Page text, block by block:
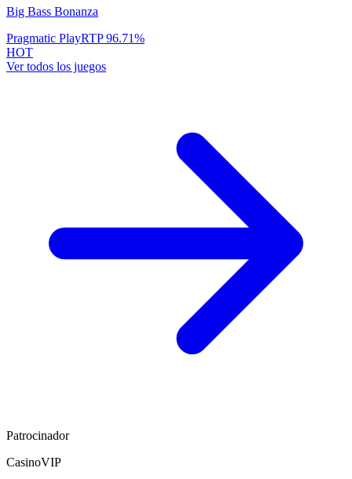
Big Bass Bonanza
Pragmatic PlayRTP96.71%
HOT
Ver todos los juegos
Patrocinador
CasinoVIP